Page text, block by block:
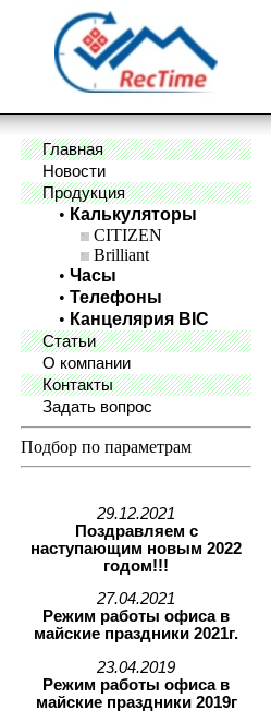
Главная
Новости
Продукция
• Калькуляторы
CITIZEN
Brilliant
• Часы
• Телефоны
• Канцелярия BIC
Статьи
О компании
Контакты
Задать вопрос
Подбор по параметрам
29.12.2021
Поздравляем с
наступающим новым 2022
годом!!!
27.04.2021
Режим работы офиса в
майские праздники 2021г.
23.04.2019
Режим работы офиса в
майские праздники 2019г